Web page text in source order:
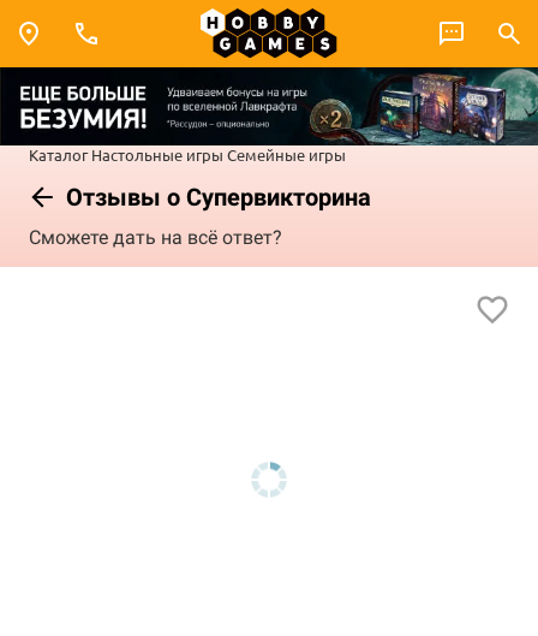
Каталог Настольные игры Семейные игры
Отзывы о Супервикторина
Сможете дать на всё ответ?